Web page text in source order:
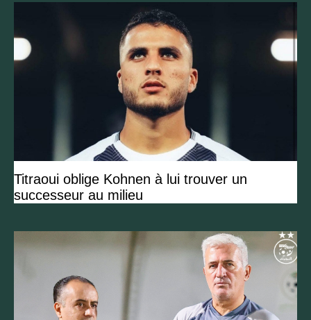
Titraoui oblige Kohnen à lui trouver un
successeur au milieu